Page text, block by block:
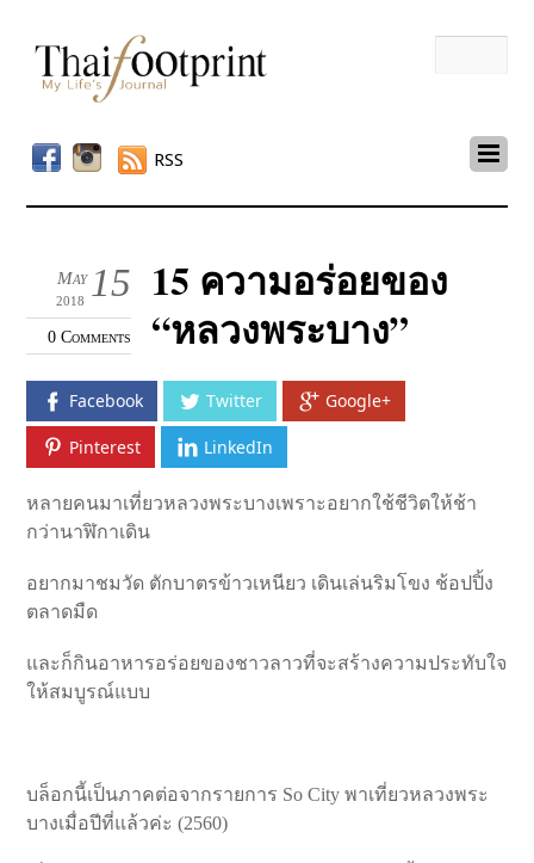
RSS
15
May
2018
0 Comments
15 ความอร่อยของ
“หลวงพระบาง”
Facebook Twitter Google+
Pinterest LinkedIn
หลายคนมาเที่ยวหลวงพระบางเพราะอยากใช้ชีวิตให้ช้า
กว่านาฬิกาเดิน
อยากมาชมวัด ตักบาตรข้าวเหนียว เดินเล่นริมโขง ช้อปปิ้ง
ตลาดมืด
และก็กินอาหารอร่อยของชาวลาวที่จะสร้างความประทับใจ
ให้สมบูรณ์แบบ
บล็อกนี้เป็นภาคต่อจากรายการ So City พาเที่ยวหลวงพระ
บางเมื่อปีที่แล้วค่ะ (2560)